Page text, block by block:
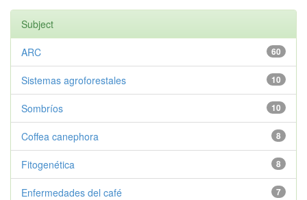
Subject
60
ARC
10
Sistemas agroforestales
10
Sombríos
8
Coffea canephora
8
Fitogenética
7
Enfermedades del café